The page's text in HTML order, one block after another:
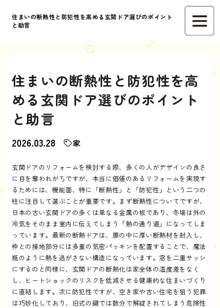
住まいの断熱性と防犯性を高める玄関ドア選びのポイント
と助言
住まいの断熱性と防犯性を高
める玄関ドア選びのポイント
と助言
2026.03.28 家
玄関ドアのリフォームを検討する際、多くの人がデザインの良さ
に目を奪われがちですが、本当に価値のあるリフォームを実現す
るためには、機能面、特に「断熱性」と「防犯性」という二つの
柱に注目して選ぶことが重要です。まず断熱性についてですが、
日本の古い玄関ドアの多くは単なる金属の板であり、冬場は外の
冷気をそのまま室内に伝えてしまう「熱の通り道」になってしま
っています。最新の断熱ドアは、扉の中に厚い断熱材を封入し、
枠との接地部分には多重の気密パッキンを配置することで、魔法
瓶のように熱を逃がさない構造になっています。窓を二重サッシ
にするのと同様に、玄関ドアの断熱化は家全体の温度差をなく
し、ヒートショックのリスクを低減させる健康的な住まいづくり
に直結します。次に防犯性ですが、空き家や古い住宅を狙う犯罪
は巧妙化しており、旧式の鍵では数分で解錠されてしまう危険性